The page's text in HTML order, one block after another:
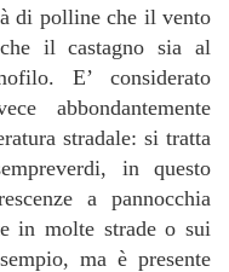
di polline che il vento
il castagno sia al
E’ considerato
abbondantemente
stradale: si tratta
in questo
a pannocchia
in molte strade o sui
ma è presente